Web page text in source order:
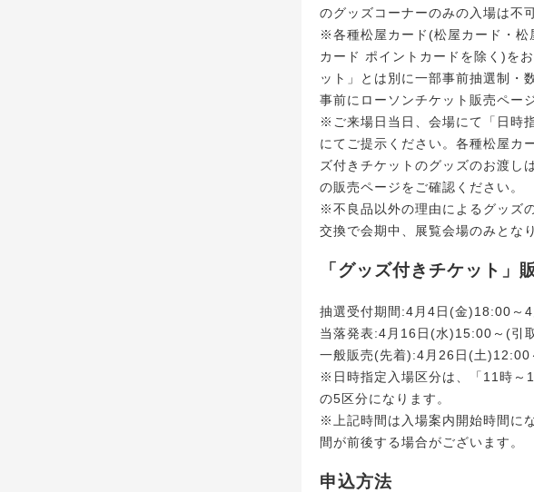
のグッズコーナーのみの入場は不
※各種松屋カード(松屋カード・松
カード ポイントカードを除く)を
ット」とは別に一部事前抽選制・
事前にローソンチケット販売ペー
※ご来場日当日、会場にて「日時
にてご提示ください。各種松屋カ
ズ付きチケットのグッズのお渡し
の販売ページをご確認ください。
※不良品以外の理由によるグッズ
交換で会期中、展覧会場のみとな
「グッズ付きチケット」
抽選受付期間:4月4日(金)18:00～
当落発表:4月16日(水)15:00～(引
一般販売(先着):4月26日(土)12:00
※日時指定入場区分は、「11時～
の5区分になります。
※上記時間は入場案内開始時間に
間が前後する場合がございます。
申込方法